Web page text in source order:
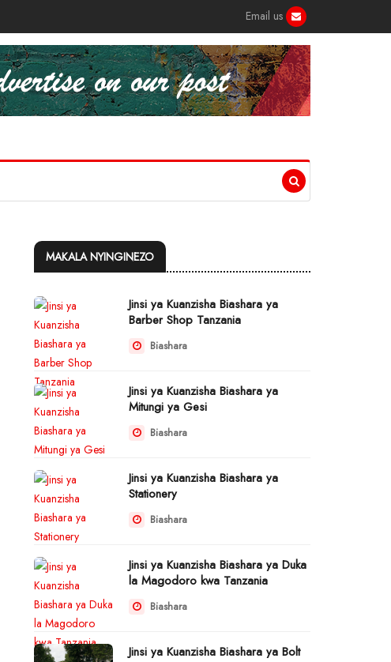
Email us
MAKALA NYINGINEZO
Jinsi ya Kuanzisha Biashara ya
Barber Shop Tanzania
Biashara
Jinsi ya Kuanzisha Biashara ya
Mitungi ya Gesi
Biashara
Jinsi ya Kuanzisha Biashara ya
Stationery
Biashara
Jinsi ya Kuanzisha Biashara ya Duka
la Magodoro kwa Tanzania
Biashara
Jinsi ya Kuanzisha Biashara ya Bolt